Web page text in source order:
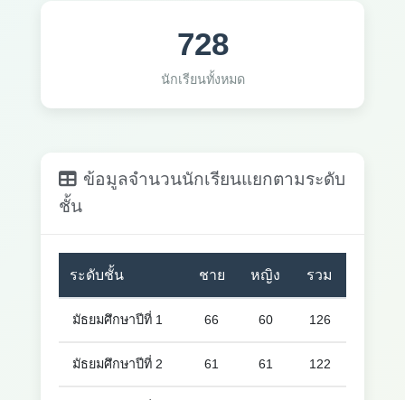
728
นักเรียนทั้งหมด
ข้อมูลจำนวนนักเรียนแยกตามระดับ
ชั้น
ระดับชั้น ชาย หญิง รวม
มัธยมศึกษาปีที่ 1 66 60 126
มัธยมศึกษาปีที่ 2 61 61 122